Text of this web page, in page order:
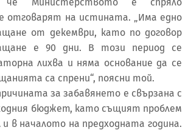
отговарят на истината. „Има едно
от декември, като по договор
е 90 дни. В този период се
лихва и няма основание да се
са спрени“, поясни той.
за забавянето е свързана с
бюджет, като същият проблем
в началото на предходната година.